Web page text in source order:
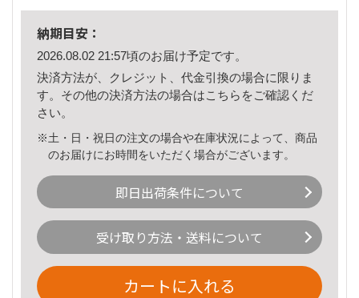
納期目安：
2026.08.02 21:57頃のお届け予定です。
決済方法が、クレジット、代金引換の場合に限りま
す。その他の決済方法の場合はこちら をご確認くだ
さい。
※土・日・祝日の注文の場合や在庫状況によって、商品
のお届けにお時間をいただく場合がございます。
即日出荷条件について
受け取り方法・送料について
カートに入れる